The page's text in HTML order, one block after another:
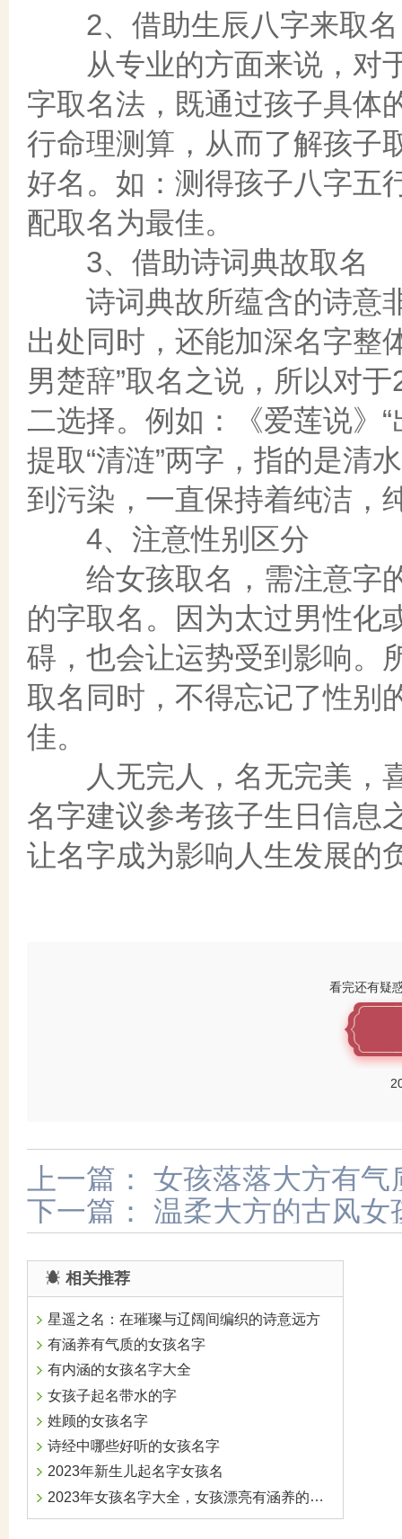
2、借助生辰八字来取名
从专业的方面来说，对于
字取名法，既通过孩子具体
行命理测算，从而了解孩子
好名。如：测得孩子八字五
配取名为最佳。
3、借助诗词典故取名
诗词典故所蕴含的诗意非
出处同时，还能加深名字整
男楚辞”取名之说，所以对
二选择。例如：《爱莲说》
提取“清涟”两字，指的是清
到污染，一直保持着纯洁，
4、注意性别区分
给女孩取名，需注意字的
的字取名。因为太过男性化
碍，也会让运势受到影响。
取名同时，不得忘记了性别
佳。
人无完人，名无完美，喜
名字建议参考孩子生日信息
让名字成为影响人生发展的
看完还有疑
上一篇：
女孩落落大方有气
下一篇：
温柔大方的古风女
相关推荐
星遥之名：在璀璨与辽阔间编织的诗意远方
有涵养有气质的女孩名字
有内涵的女孩名字大全
女孩子起名带水的字
姓顾的女孩名字
诗经中哪些好听的女孩名字
2023年新生儿起名字女孩名
2023年女孩名字大全，女孩漂亮有涵养的名字精选